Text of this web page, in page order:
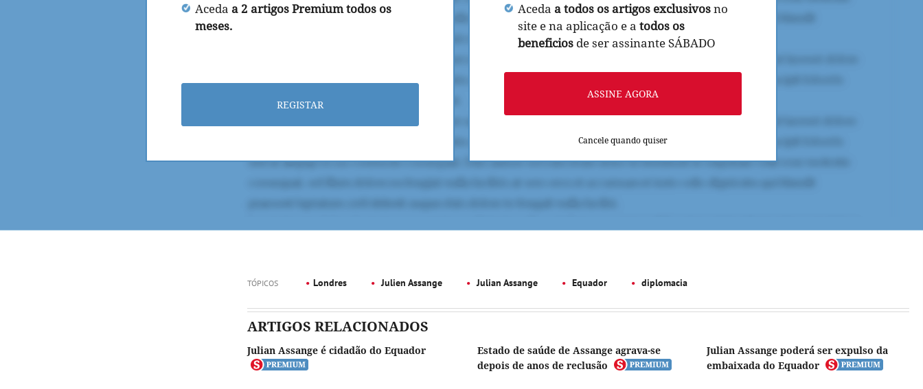
Aceda a 2 artigos Premium todos os
meses.
REGISTAR
Aceda a todos os artigos exclusivosno
site e na aplicação e a todos os
beneficios de ser assinante SÁBADO
ASSINE AGORA
Cancele quando quiser
TÓPICOS Londres Julien Assange Julian Assange Equador diplomacia
ARTIGOS RELACIONADOS
Julian Assange é cidadão do Equador
Estado de saúde de Assange agrava-se
depois de anos de reclusão
Julian Assange poderá ser expulso da
embaixada do Equador